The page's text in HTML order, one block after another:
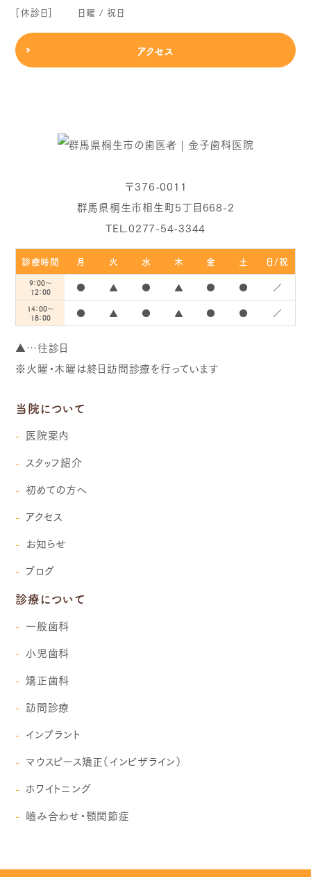
［休診日］
日曜 / 祝日
アクセス
〒376-0011
群馬県桐生市相生町5丁目668-2
TEL.0277-54-3344
診療時間 月 火 水 木 金 土 日/祝
9：00～
12：00
● ▲ ● ▲ ● ● ／
14：00～
18：00
● ▲ ● ▲ ● ● ／
▲…往診日
※火曜・木曜は終日訪問診療を行っています
当院について
医院案内
スタッフ紹介
初めての方へ
アクセス
お知らせ
ブログ
診療について
一般歯科
小児歯科
矯正歯科
訪問診療
インプラント
マウスピース矯正（インビザライン）
ホワイトニング
嚙み合わせ・顎関節症